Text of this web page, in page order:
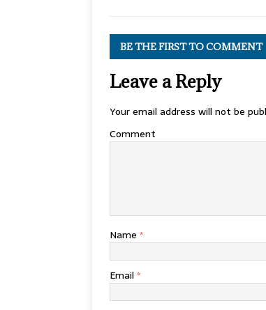
BE THE FIRST TO COMMENT
Leave a Reply
Your email address will not be
Comment
Name *
Email *